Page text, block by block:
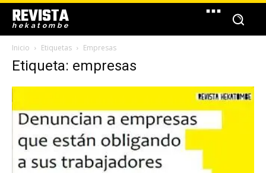
REVISTA
hekatombe
Inicio Etiquetas Empresas
Etiqueta: empresas